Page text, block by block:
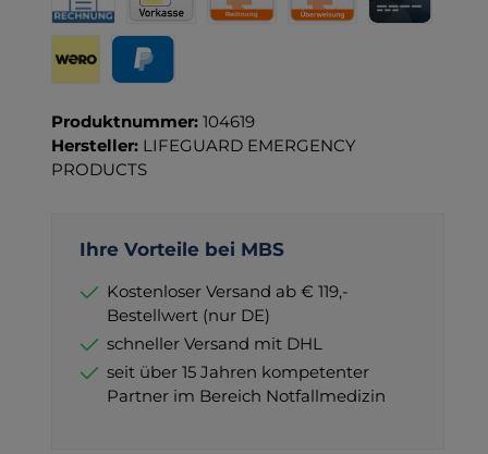
Rechnung für Behörden
Vorkasse
Produktnummer: 104619
Hersteller: LIFEGUARD EMERGENCY
PRODUCTS
Ihre Vorteile bei MBS
Kostenloser Versand ab € 119,-
Bestellwert (nur DE)
schneller Versand mit DHL
seit über 15 Jahren kompetenter
Partner im Bereich Notfallmedizin